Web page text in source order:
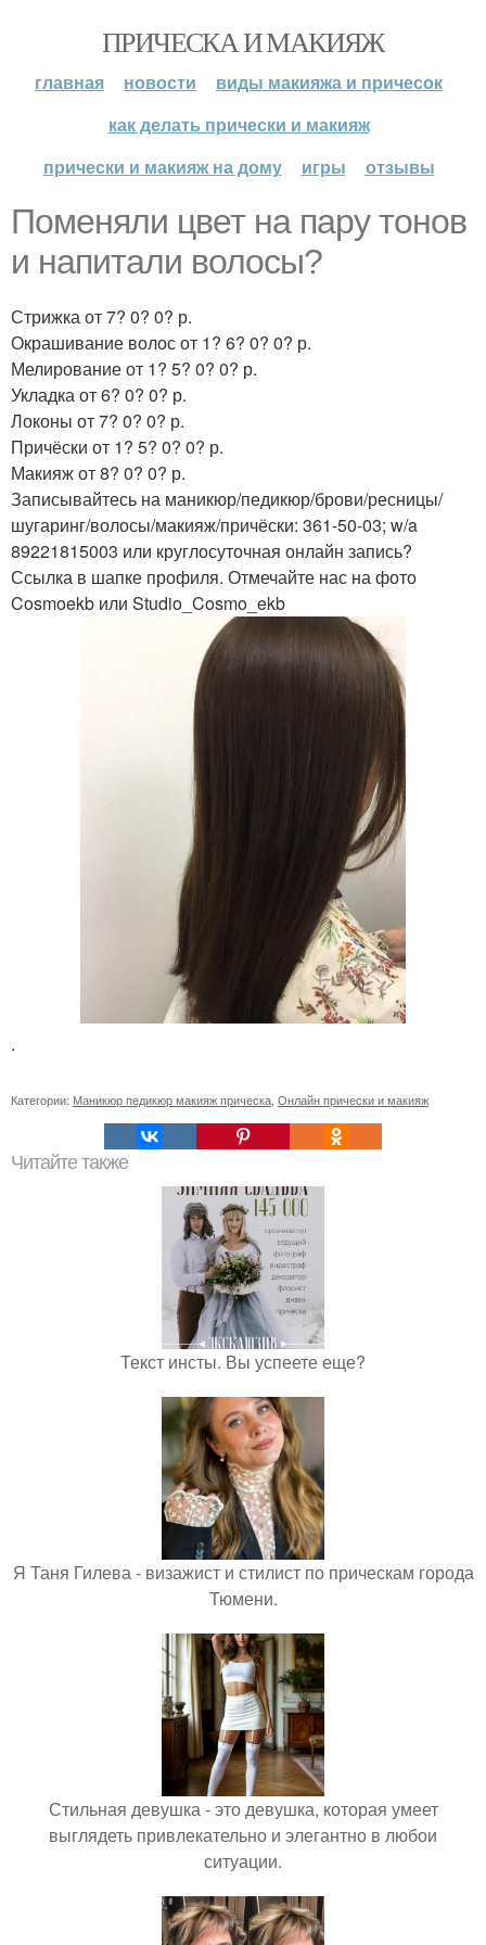
ПРИЧЕСКА И МАКИЯЖ
главная новости
виды макияжа и причесок
как делать прически и макияж
прически и макияж на дому
игры отзывы
Поменяли цвет на пару тонов
и напитали волосы?
Стрижка от 7? 0? 0? р.
Окрашивание волос от 1? 6? 0? 0? р.
Мелирование от 1? 5? 0? 0? р.
Укладка от 6? 0? 0? р.
Локоны от 7? 0? 0? р.
Причёски от 1? 5? 0? 0? р.
Макияж от 8? 0? 0? р.
Записывайтесь на маникюр/педикюр/брови/ресницы/
шугаринг/волосы/макияж/причёски: 361-50-03; w/a
89221815003 или круглосуточная онлайн запись?
Ссылка в шапке профиля. Отмечайте нас на фото
Cosmoekb или Studio_Cosmo_ekb
.
Категории: Маникюр педикюр макияж прическа Онлайн прически и макияж
Читайте также
Текст инсты. Вы успеете еще?
Я Таня Гилева - визажист и стилист по прическам города
Тюмени.
Стильная девушка - это девушка, которая умеет
выглядеть привлекательно и элегантно в любои
ситуации.